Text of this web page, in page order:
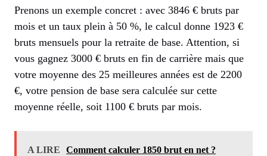
Prenons un exemple concret : avec 3846 € bruts par
mois et un taux plein à 50 %, le calcul donne 1923 €
bruts mensuels pour la retraite de base. Attention, si
vous gagnez 3000 € bruts en fin de carrière mais que
votre moyenne des 25 meilleures années est de 2200
€, votre pension de base sera calculée sur cette
moyenne réelle, soit 1100 € bruts par mois.
A LIRE
Comment calculer 1850 brut en net ?